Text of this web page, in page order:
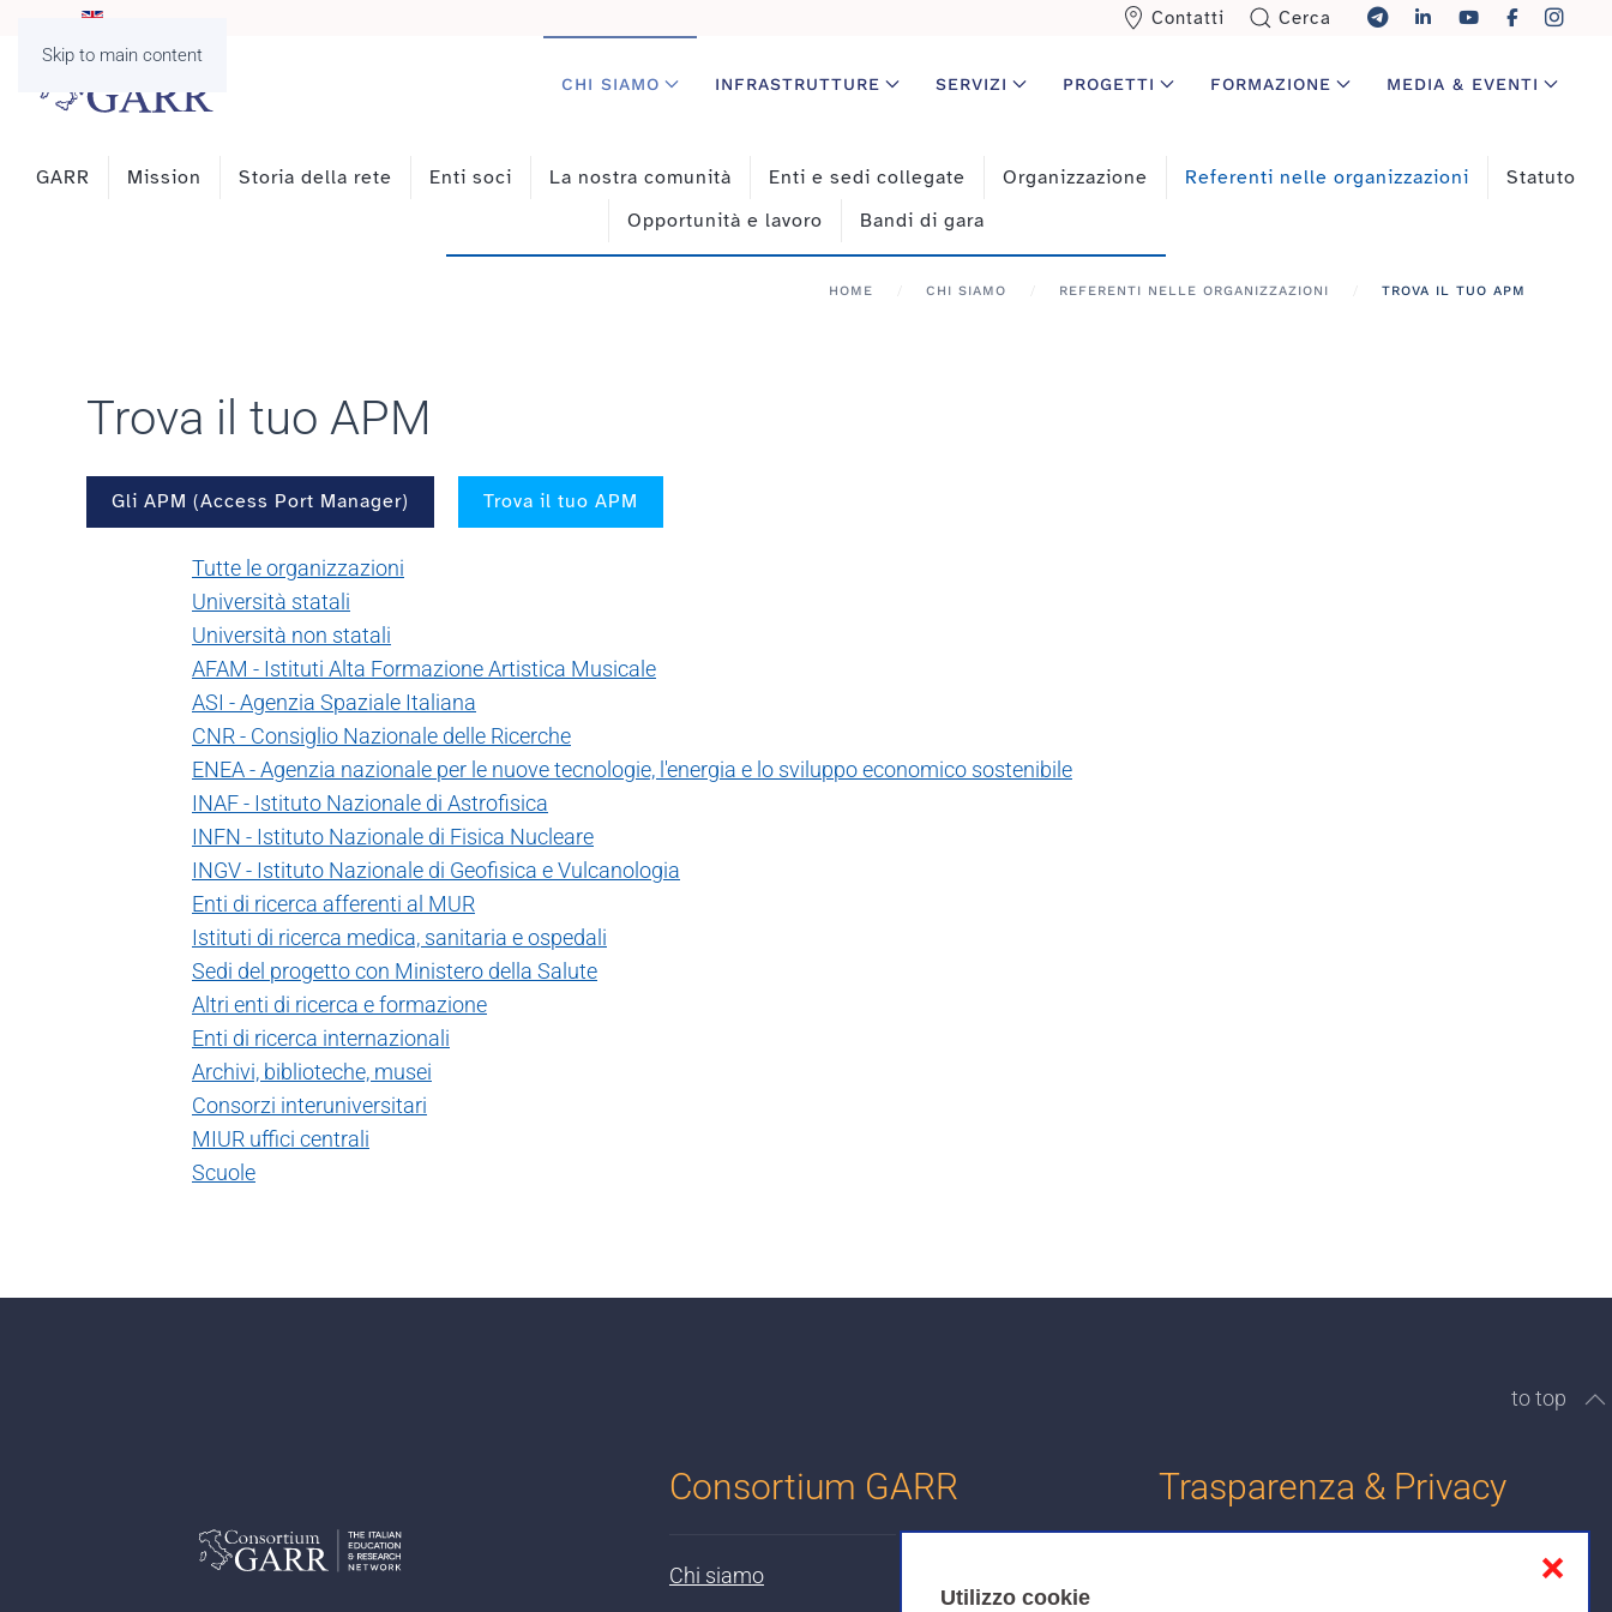
Utilizzo cookie
❌
Skip to main content
Contatti Cerca
CHI SIAMO INFRASTRUTTURE SERVIZI PROGETTI FORMAZIONE MEDIA & EVENTI
GARR Mission Storia della rete Enti soci La nostra comunità Enti e sedi collegate Organizzazione Referenti nelle organizzazioni
Statuto
Opportunità e lavoro
Bandi di gara
HOME CHI SIAMO REFERENTI NELLE ORGANIZZAZIONI TROVA IL TUO APM
Trova il tuo APM
Gli APM (Access Port Manager) Trova il tuo APM
Tutte le organizzazioni
Università statali
Università non statali
AFAM - Istituti Alta Formazione Artistica Musicale
ASI - Agenzia Spaziale Italiana
CNR - Consiglio Nazionale delle Ricerche
ENEA - Agenzia nazionale per le nuove tecnologie, l'energia e lo sviluppo economico sostenibile
INAF - Istituto Nazionale di Astrofisica
INFN - Istituto Nazionale di Fisica Nucleare
INGV - Istituto Nazionale di Geofisica e Vulcanologia
Enti di ricerca afferenti al MUR
Istituti di ricerca medica, sanitaria e ospedali
Sedi del progetto con Ministero della Salute
Altri enti di ricerca e formazione
Enti di ricerca internazionali
Archivi, biblioteche, musei
Consorzi interuniversitari
MIUR uffici centrali
Scuole
to top
Consortium GARR
Chi siamo
Trasparenza & Privacy